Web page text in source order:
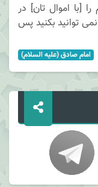
[با اموال تان] در
توانید بکنید پس
امام صادق (علیه السلام)